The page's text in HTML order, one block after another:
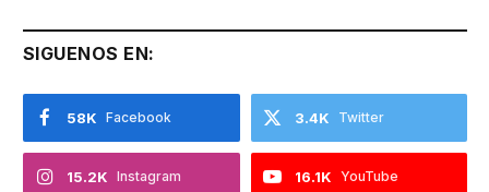
SIGUENOS EN:
Facebook
58K Twitter
3.4K
Instagram
15.2K YouTube
16.1K